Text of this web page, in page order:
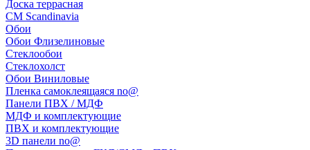
Доска террасная
CM Scandinavia
Обои
Обои Флизелиновые
Стеклообои
Стеклохолст
Обои Виниловые
Пленка самоклеящаяся no@
Панели ПВХ / МДФ
МДФ и комплектующие
ПВХ и комплектующие
3D панели no@